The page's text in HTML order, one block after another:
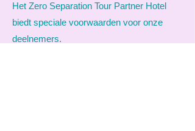
Het Zero Separation Tour Partner Hotel
biedt speciale voorwaarden voor onze
deelnemers.